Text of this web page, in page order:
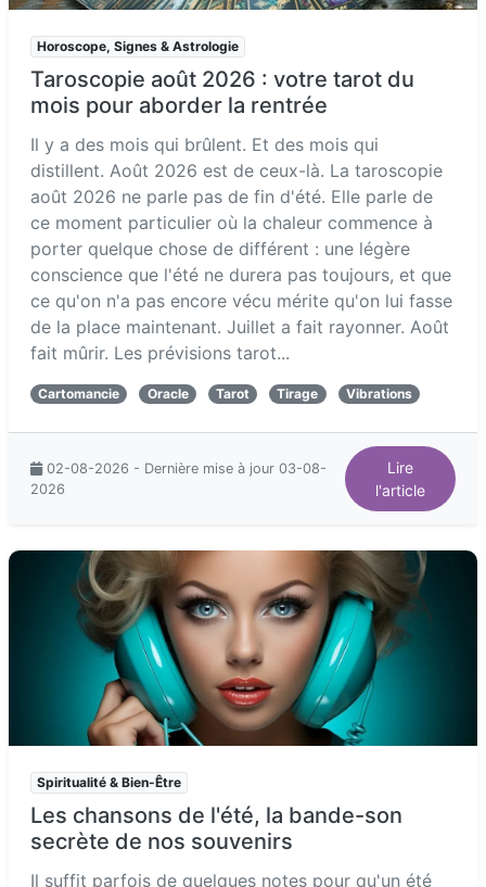
Horoscope, Signes & Astrologie
Taroscopie août 2026 : votre tarot du
mois pour aborder la rentrée
Il y a des mois qui brûlent. Et des mois qui
distillent. Août 2026 est de ceux-là. La taroscopie
août 2026 ne parle pas de fin d'été. Elle parle de
ce moment particulier où la chaleur commence à
porter quelque chose de différent : une légère
conscience que l'été ne durera pas toujours, et que
ce qu'on n'a pas encore vécu mérite qu'on lui fasse
de la place maintenant. Juillet a fait rayonner. Août
fait mûrir. Les prévisions tarot...
Cartomancie Oracle Tarot Tirage Vibrations
02-08-2026 - Dernière mise à jour 03-08-
2026
Lire
l'article
Spiritualité & Bien-Être
Les chansons de l'été, la bande-son
secrète de nos souvenirs
Il suffit parfois de quelques notes pour qu'un été